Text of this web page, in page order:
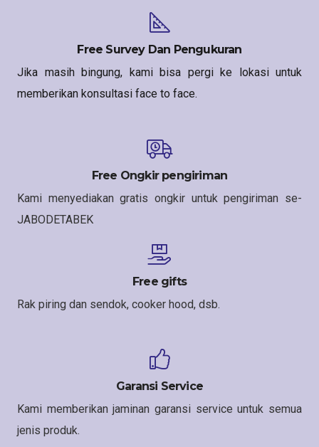
Free Survey Dan Pengukuran
Jika masih bingung, kami bisa pergi ke lokasi untuk
memberikan konsultasi face to face.
Free Ongkir pengiriman
Kami menyediakan gratis ongkir untuk pengiriman se-
JABODETABEK
Free gifts
Rak piring dan sendok, cooker hood, dsb.
Garansi Service
Kami memberikan jaminan garansi service untuk semua
jenis produk.